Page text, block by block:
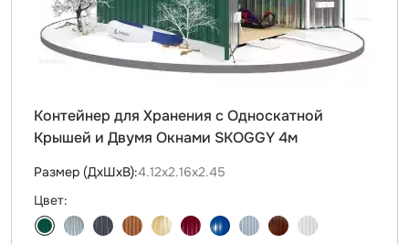
Контейнер для Хранения с Односкатной
Крышей и Двумя Окнами SKOGGY 4м
Размер (ДxШxВ):4.12х2.16х2.45
Цвет: